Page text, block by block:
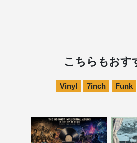
こちらもおす
Vinyl 7inch Funk